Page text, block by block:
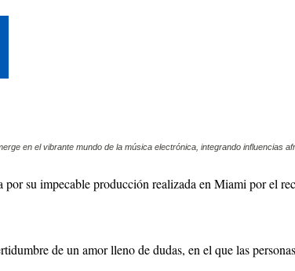
en el vibrante mundo de la música electrónica, integrando influencias
por su impecable producción realizada en Miami por el
de un amor lleno de dudas, en el que las